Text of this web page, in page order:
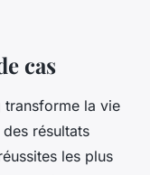
cas
la vie
résultats
les plus